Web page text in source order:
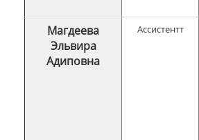
Магдеева
Эльвира
Адиповна
Ассистентт